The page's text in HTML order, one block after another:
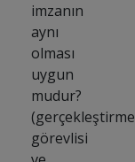
imzanın
aynı
olması
uygun
mudur?
(gerçekleştirme
görevlisi